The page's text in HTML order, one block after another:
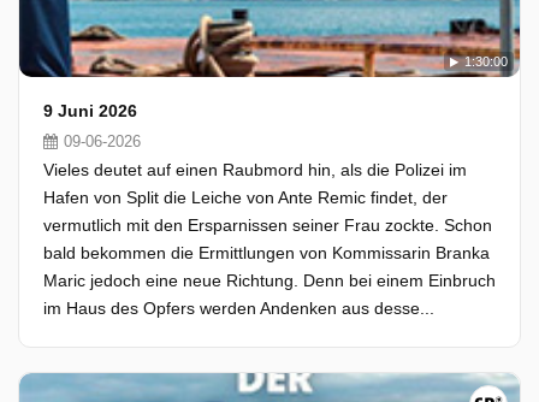
1:30:00
9 Juni 2026
09-06-2026
Vieles deutet auf einen Raubmord hin, als die Polizei im
Hafen von Split die Leiche von Ante Remic findet, der
vermutlich mit den Ersparnissen seiner Frau zockte. Schon
bald bekommen die Ermittlungen von Kommissarin Branka
Maric jedoch eine neue Richtung. Denn bei einem Einbruch
im Haus des Opfers werden Andenken aus desse...